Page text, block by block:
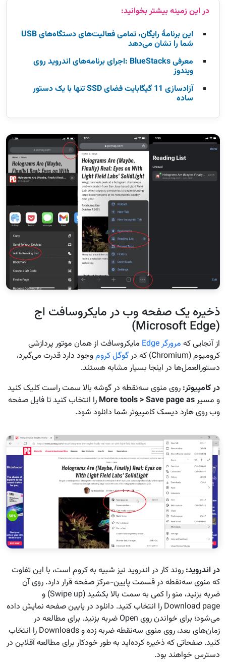
این برنامهٔ رایگان، تمامی فعالیت‌های دستگاه‌های USB
شما را نشان می‌دهد
معرفی BlueStacks :اجرای برنامه‌های اندروید روی
ویندوز
آزادسازی 11 گیگابایت فضای SSD تنها با یک دستور
ساده
ذخیره یک صفحه وب در مایکروسافت اج
(Microsoft Edge)
از آنجایی که مرورگر Edge
مایکروسافت از همان موتور پردازشی
کرومیوم (Chromium) که در
گوگل کروموجود دارد قدرت می‌گیرد،
دستورالعمل‌ها در اینجا بسیار مشابه هستند.
در کامپیوتر: روی منوی سه‌نقطه در گوشه بالا سمت راست کلیک کنید
و مسیرMore tools > Save page as را انتخاب کنید تا فایل صفحه
وب روی هارد دیسک کامپیوتر شما دانلود شود.
در اندروید: روند کار در اندروید نیز شبیه به کروم است، با این تفاوت
که منوی سه‌نقطه در قسمت پایین-مرکز صفحه قرار دارد. روی آن
ضربه بزنید، منو را کمی به سمت بالا بکشید (Swipe up) و
Download page را انتخاب کنید. دانلود در پایین صفحه نمایش داده
می‌شود؛ برای خواندن روی Open ضربه بزنید. برای مطالعه در
زمان‌های بعد، روی منوی سه‌نقطه ضربه زده و Downloads را انتخاب
کنید. صفحاتی که ذخیره کرده‌اید به طور خودکار برای مطالعه آفلاین در
دسترس خواهند بود.